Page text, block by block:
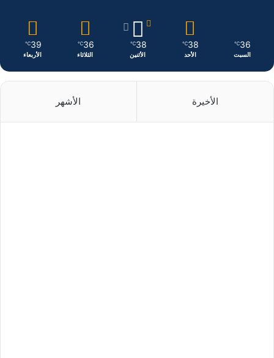
36
℃
السبت
38
℃
الأحد
38
℃
الأثنين
36
℃
الثلاثاء
39
℃
الأربعاء
الأخيرة الأشهر